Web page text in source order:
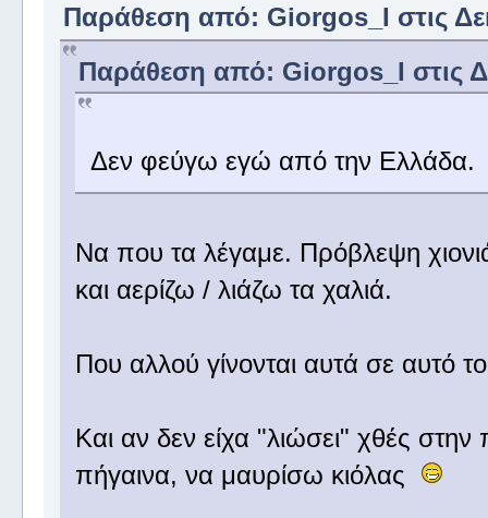
Παράθεση από: Giorgos_I στις
Παράθεση από: Giorgos_I στις
Δεν φεύγω εγώ από την Ελλάδα.
Να που τα λέγαμε. Πρόβλεψη
και αερίζω / λιάζω τα χαλιά.
Που αλλού γίνονται αυτά σε αυτό
Και αν δεν είχα "λιώσει" χθές
πήγαινα, να μαυρίσω κιόλας